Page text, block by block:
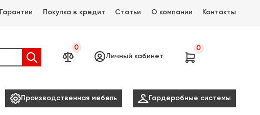
Гарантии Покупка в кредит Статьи О компании Контакты
 
0
Личный кабинет 
0
Производственная мебель  Гардеробные системы